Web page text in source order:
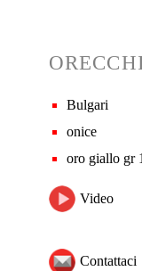
Bulgari
onice
oro giallo gr
Video
Contattaci